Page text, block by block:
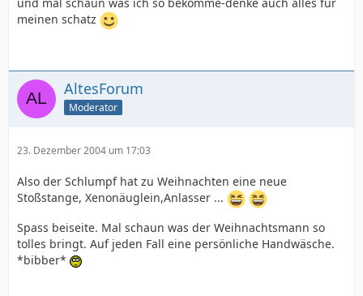
meinen schatz
AltesForum
Moderator
23. Dezember 2004 um 17:03
Also der Schlumpf hat zu Weihnachten eine neue
Stoßstange, Xenonäuglein,Anlasser ...
Spass beiseite. Mal schaun was der Weihnachtsmann so
tolles bringt. Auf jeden Fall eine persönliche Handwäsche.
*bibber*